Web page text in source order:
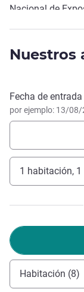
Nacional de
Linkong SOHO
Nuestros
Reservar
Fecha de entrada
por ejemplo: 13/08/
1 habitación,
Habitación (8)